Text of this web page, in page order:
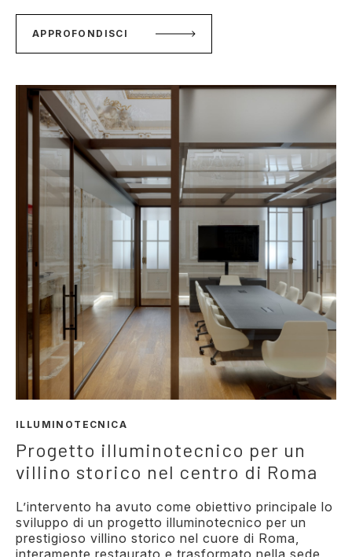
APPROFONDISCI
ILLUMINOTECNICA
Progetto illuminotecnico per un
villino storico nel centro di Roma
L’intervento ha avuto come obiettivo principale lo
sviluppo di un progetto illuminotecnico per un
prestigioso villino storico nel cuore di Roma,